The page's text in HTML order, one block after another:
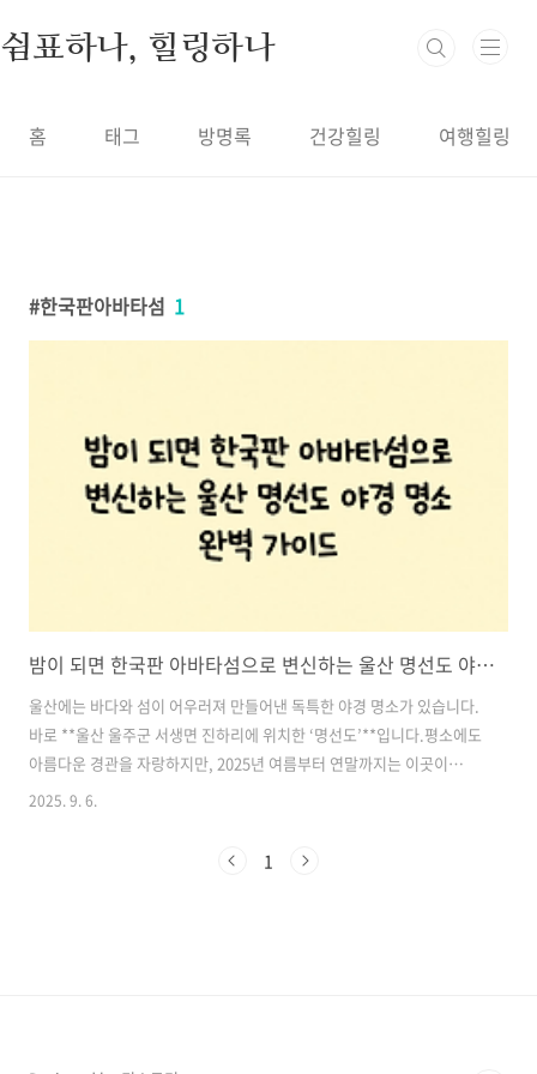
쉼표하나, 힐링하나
홈 태그 방명록 건강힐링 여행힐링
한국판아바타섬 1
밤이 되면 한국판 아바타섬으로 변신하는 울산 명선도 야경 명소 완벽 가이드
울산에는 바다와 섬이 어우러져 만들어낸 독특한 야경 명소가 있습니다.
바로 **울산 울주군 서생면 진하리에 위치한 ‘명선도’**입니다.평소에도
아름다운 경관을 자랑하지만, 2025년 여름부터 연말까지는 이곳이
**‘한국판 아바타섬’**으로 변신합니다. 밤이 되면 환상적인 조명과 미
한 경험을 선사하죠.‘용암이 흐르는 나무’, ‘헤엄치는 고래’, ‘빛의 숲’ 등
2025. 9. 6.
1